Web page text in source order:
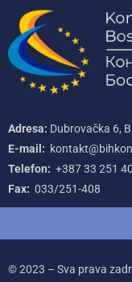
Adresa: Dubrovačka 6,
E-mail:
Telefon: +387‌ 33‌ 251‌
Fax: 033/251-408
© 2023 – Sva prava